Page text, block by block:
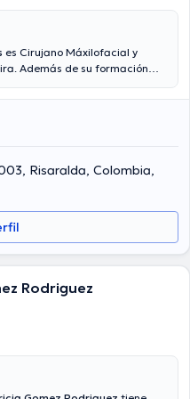
es Cirujano Máxilofacial y
Además de su formación
más de años de experiencia
Juan Pablo Ramirez
con la intención de
de especialización y
Español es el idioma
Risaralda, Colombia,
Rodriguez